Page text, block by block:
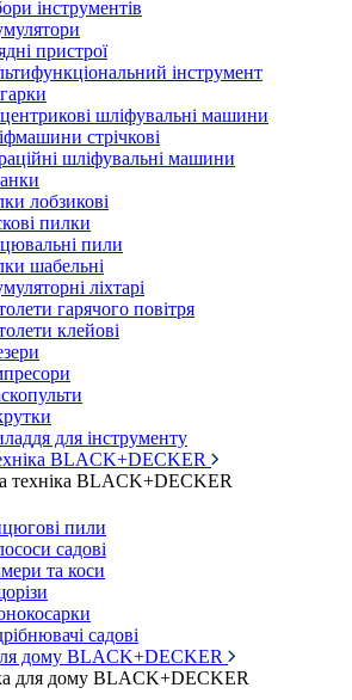
інструментів
пристрої
інструмент
шліфувальні машини
стрічкові
шліфувальні машини
лобзикові
пилки
пили
шабельні
ліхтарі
гарячого повітря
клейові
для інструменту
BLACK+DECKER
техніка BLACK+DECKER
пили
садові
та коси
садові
дому BLACK+DECKER
для дому BLACK+DECKER